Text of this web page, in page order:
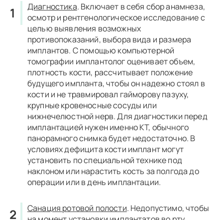
Диагностика. Включает в себя сбор анамнеза,
осмотр и рентгенологическое исследование с
целью выявления возможных
противопоказаний, выбора вида и размера
имплантов. С помощью компьютерной
томографии имплантолог оценивает объем,
плотность кости, рассчитывает положение
будущего импланта, чтобы он надежно стоял в
кости и не травмировал гайморову пазуху,
крупные кровеносные сосуды или
нижнечелюстной нерв. Для диагностики перед
имплантацией нужен именно КТ, обычного
панорамного снимка будет недостаточно. В
условиях дефицита кости имплант могут
установить по специальной технике под
наклоном или нарастить кость за полгода до
операции или в день имплантации.
Санация ротовой полости. Недопустимо, чтобы